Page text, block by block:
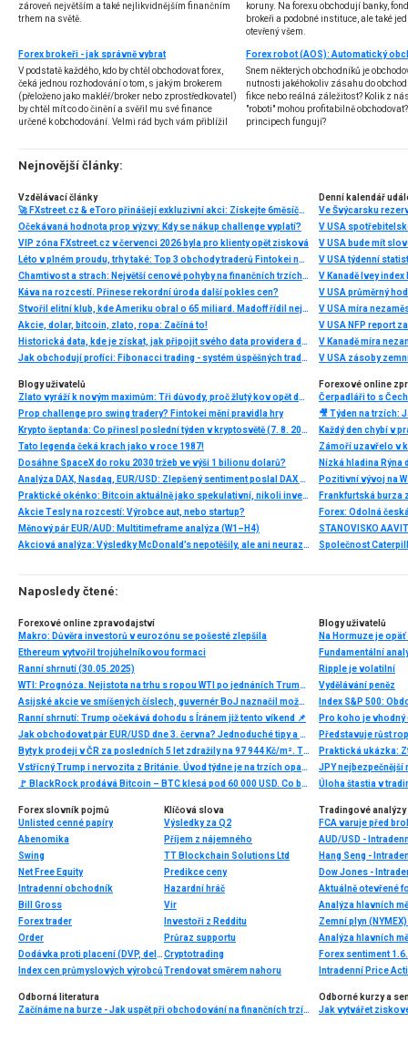
zároveň největším a také nejlikvidnějším finančním
trhem na světě.
koruny. Na forexu obchodují banky,
brokeři a podobné instituce, ale také
otevřený všem.
Forex brokeři - jak správně vybrat
V podstatě každého, kdo by chtěl obchodovat forex,
čeká jednou rozhodování o tom, s jakým brokerem
(přeloženo jako makléř/broker nebo zprostředkovatel)
by chtěl mít co do činění a svěřil mu své finance
určené k obchodování. Velmi rád bych vám přiblížil
několik příkladů nejznámějších z nich.
Snem některých obchodníků je
nutnosti jakéhokoliv zásahu do
fikce nebo reálná záležitost? Kolik z
"roboti" mohou profitabilně
principech fungují?
Nejnovější články:
Vzdělávací články
🚀 FXstreet.cz & eToro přinášejí exkluzivní akci: Získejte 6měsíční členství ve VIP zóně ZDARMA
Očekávaná hodnota prop výzvy: Kdy se nákup challenge vyplatí?
VIP zóna FXstreet.cz v červenci 2026 byla pro klienty opět zisková
Léto v plném proudu, trhy také: Top 3 obchody traderů Fintokei na indexech a zlatě
Chamtivost a strach: Největší cenové pohyby na finančních trzích (červenec 2026)
Káva na rozcestí. Přinese rekordní úroda další pokles cen?
Stvořil elitní klub, kde Ameriku obral o 65 miliard. Madoff řídil největší Ponzi dějin
Akcie, dolar, bitcoin, zlato, ropa: Začíná to!
Historická data, kde je získat, jak připojit svého data providera do MultiCharts a proč je budeme potřebovat? (4. díl)
Jak obchodují profíci: Fibonacci trading - systém úspěšných traderů
Denní kalendář
Ve Švýcarsku
V USA
V USA bude mít
V USA týdenní
V Kanadě Ivey index
V USA průměrný
V USA míra
V USA NFP report
V Kanadě míra
V USA zásoby
Blogy uživatelů
Zlato vyráží k novým maximům: Tři důvody, proč žlutý kov opět dominuje
Prop challenge pro swing tradery? Fintokei mění pravidla hry
Krypto šeptanda: Co přinesl poslední týden v kryptosvětě (7. 8. 2026)
Tato legenda čeká krach jako v roce 1987!
Dosáhne SpaceX do roku 2030 tržeb ve výši 1 bilionu dolarů?
Analýza DAX, Nasdaq, EUR/USD: Zlepšený sentiment poslal DAX na nová maxima
Praktické okénko: Bitcoin aktuálně jako spekulativní, nikoli investiční aktivum
Akcie Tesly na rozcestí: Výrobce aut, nebo startup?
Měnový pár EUR/AUD: Multitimeframe analýza (W1–H4)
Akciová analýza: Výsledky McDonald’s nepotěšily, ale ani neurazily. Jakou vizi společnost prezentovala?
Forexové online
Nízká hladina
Pozitivní vývoj na
Frankfurtská burza
Naposledy čtené:
Forexové online zpravodajství
Makro: Důvěra investorů v eurozónu se pošesté zlepšila
Ethereum vytvořil trojúhelníkovou formaci
Ranní shrnutí (30.05.2025)
WTI: Prognóza. Nejistota na trhu s ropou WTI po jednáních Trumpa a Si Ťin-pchinga
Asijské akcie ve smíšených číslech, guvernér BoJ naznačil možné zvýšení sazeb
Ranní shrnutí: Trump očekává dohodu s Íránem již tento víkend 📌
Jak obchodovat pár EUR/USD dne 3. června? Jednoduché tipy a obchodní analýza pro začátečníky
Byty k prodeji v ČR za posledních 5 let zdražily na 97 944 Kč/m². Trh se proti loňsku výrazně zrychlil
Vstřícný Trump i nervozita z Británie. Úvod týdne je na trzích opatrný
🚩 BlackRock prodává Bitcoin – BTC klesá pod 60 000 USD. Co bude dál?
Blogy uživatelů
Na Hormuze je
Ripple je volatilní
Vydělávání peněz
Index S&P 500:
Pro koho je vhodný
Představuje růst
Praktická ukázka:
JPY nejbezpečnější
Úloha štastia v
Forex slovník pojmů
Unlisted cenné papíry
Abenomika
Swing
Net Free Equity
Intradenní obchodník
Bill Gross
Forex trader
Order
Dodávka proti placení (DVP, delivery versus payment)
Index cen průmyslových výrobců
Klíčová slova
Výsledky za Q2
Příjem z nájemného
TT Blockchain Solutions Ltd
Predikce ceny
Hazardní hráč
Vir
Investoři z Redditu
Průraz supportu
Cryptotrading
Trendovat směrem nahoru
Tradingové analýzy
FCA varuje před
AUD/USD -
Hang Seng -
Dow Jones -
Aktuálně otevřené
Analýza hlavních
Zemní plyn
Analýza hlavních
Forex sentiment
Intradenní Price
Odborná literatura
Začínáme na burze - Jak uspět při obchodování na finančních trzích (1. vydání)
Odborné kurzy a
Jak vytvářet